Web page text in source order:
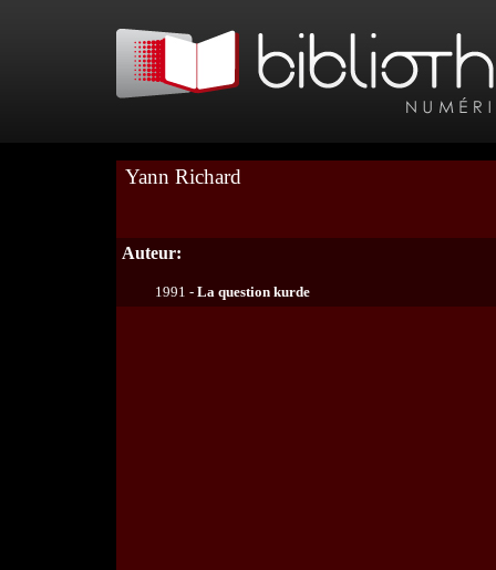
Yann Richard
Auteur:
1991 - La question kurde